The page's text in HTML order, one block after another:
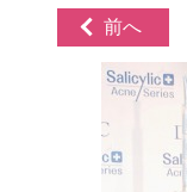
前へ